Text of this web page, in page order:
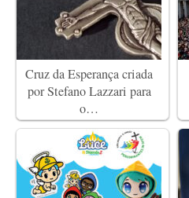
Cruz da Esperança criada
por Stefano Lazzari para
o…